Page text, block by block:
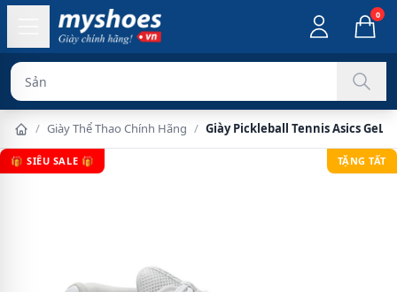
0
Sản phẩm chính
/ Giày Thể Thao Chính Hãng / Giày Pickleball Tennis Asics
🎁 SIÊU SALE 🎁 TẶNG TẤT